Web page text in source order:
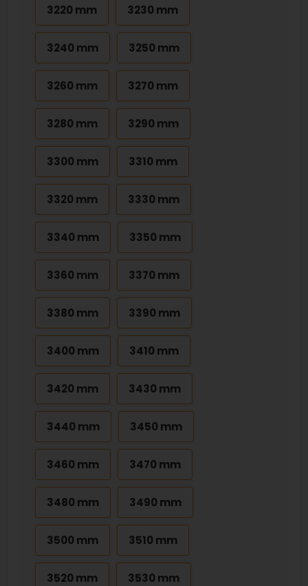
3220 mm 3230 mm
3240 mm 3250 mm
3260 mm 3270 mm
3280 mm 3290 mm
3300 mm 3310 mm
3320 mm 3330 mm
3340 mm 3350 mm
3360 mm 3370 mm
3380 mm 3390 mm
3400 mm 3410 mm
3420 mm 3430 mm
3440 mm 3450 mm
3460 mm 3470 mm
3480 mm 3490 mm
3500 mm 3510 mm
3520 mm 3530 mm